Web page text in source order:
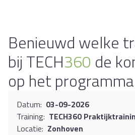
Benieuwd welke
bij TECH360 de
op het
Datum: 03-09-2026
Training: TECH360
Locatie: Zonhoven